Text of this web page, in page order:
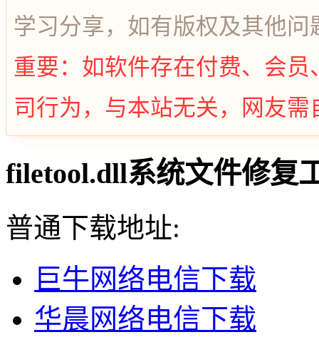
学习分享，如有版权及其他
重要：如软件存在付费、会
司行为，与本站无关，网友需
filetool.dll系统文件修复
普通下载地址:
巨牛网络电信下载
华晨网络电信下载